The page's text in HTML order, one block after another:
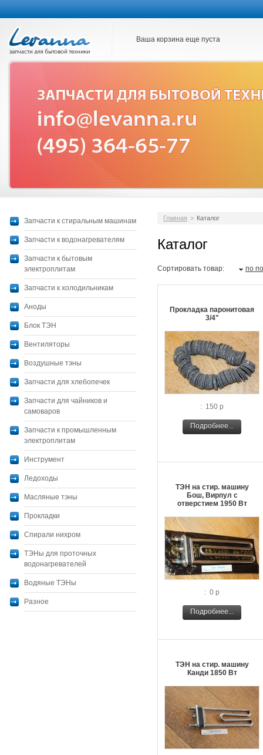
Ваша корзина еще пуста
Запчасти к стиральным машинам
Запчасти к водонагревателям
Запчасти к бытовым
электроплитам
Запчасти к холодильникам
Аноды
Блок ТЭН
Вентиляторы
Воздушные тэны
Запчасти для хлебопечек
Запчасти для чайников и
самоваров
Запчасти к промышленным
электроплитам
Инструмент
Ледоходы
Масляные тэны
Прокладки
Спирали нихром
ТЭНы для проточных
водонагревателей
Водяные ТЭНы
Разное
Главная > Каталог
Каталог
Сортировать товар: по
Прокладка паронитовая
3/4"
: 150 р
Подробнее...
ТЭН на стир. машину
Бош, Вирпул с
отверстием 1950 Вт
: 0 р
Подробнее...
ТЭН на стир. машину
Канди 1850 Вт